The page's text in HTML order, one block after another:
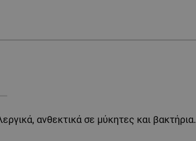
ανθεκτικά σε μύκητες και βακτήρια.